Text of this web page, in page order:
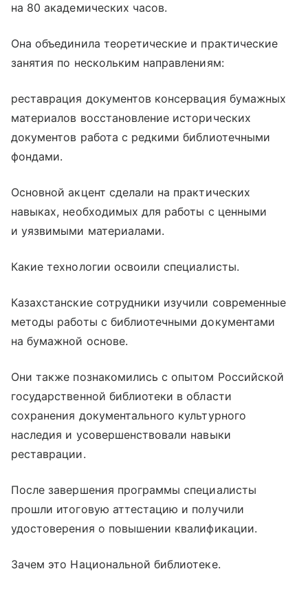
на 80 академических часов.
Она объединила теоретические и практические
занятия по нескольким направлениям:
реставрация документов консервация бумажных
материалов восстановление исторических
документов работа с редкими библиотечными
фондами.
Основной акцент сделали на практических
навыках, необходимых для работы с ценными
и уязвимыми материалами.
Какие технологии освоили специалисты.
Казахстанские сотрудники изучили современные
методы работы с библиотечными документами
на бумажной основе.
Они также познакомились с опытом Российской
государственной библиотеки в области
сохранения документального культурного
наследия и усовершенствовали навыки
реставрации.
После завершения программы специалисты
прошли итоговую аттестацию и получили
удостоверения о повышении квалификации.
Зачем это Национальной библиотеке.